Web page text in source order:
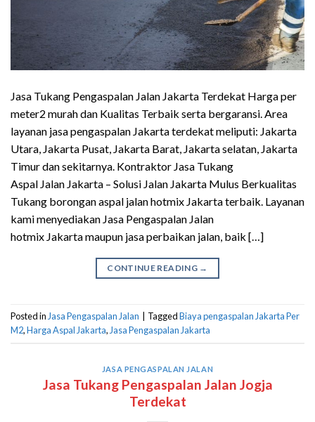
Jasa Tukang Pengaspalan Jalan Jakarta Terdekat Harga per
meter2 murah dan Kualitas Terbaik serta bergaransi. Area
layanan jasa pengaspalan Jakarta terdekat meliputi: Jakarta
Utara, Jakarta Pusat, Jakarta Barat, Jakarta selatan, Jakarta
Timur dan sekitarnya. Kontraktor Jasa Tukang
Aspal Jalan Jakarta – Solusi Jalan Jakarta Mulus Berkualitas
Tukang borongan aspal jalan hotmix Jakarta terbaik. Layanan
kami menyediakan Jasa Pengaspalan Jalan
hotmix Jakarta maupun jasa perbaikan jalan, baik […]
CONTINUE READING →
Posted in Jasa Pengaspalan Jalan TaggedBiaya pengaspalan Jakarta Per
M2,Harga Aspal Jakarta, Jasa Pengaspalan Jakarta
JASA PENGASPALAN JALAN
Jasa Tukang Pengaspalan Jalan Jogja
Terdekat